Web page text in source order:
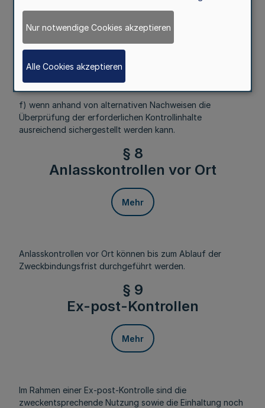
e) bei außergewöhnlichen Umständen im Sinne des § 2
Nummer 5 des GAP-Fördergesetzes NRW,
f) wenn anhand von alternativen Nachweisen die
Überprüfung der erforderlichen Kontrollinhalte
ausreichend sichergestellt werden kann.
§ 8
Anlasskontrollen vor Ort
Mehr
Anlasskontrollen vor Ort können bis zum Ablauf der
Zweckbindungsfrist durchgeführt werden.
§ 9
Ex-post-Kontrollen
Mehr
Im Rahmen einer Ex-post-Kontrolle sind die
zweckentsprechende Nutzung sowie die Einhaltung noch
Nur notwendige Cookies akzeptieren
Alle Cookies akzeptieren